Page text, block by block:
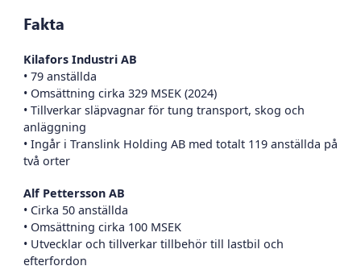
Fakta
Kilafors Industri AB
• 79 anställda
• Omsättning cirka 329 MSEK (2024)
• Tillverkar släpvagnar för tung transport, skog och
anläggning
• Ingår i Translink Holding AB med totalt 119 anställda på
två orter
Alf Pettersson AB
• Cirka 50 anställda
• Omsättning cirka 100 MSEK
• Utvecklar och tillverkar tillbehör till lastbil och
efterfordon